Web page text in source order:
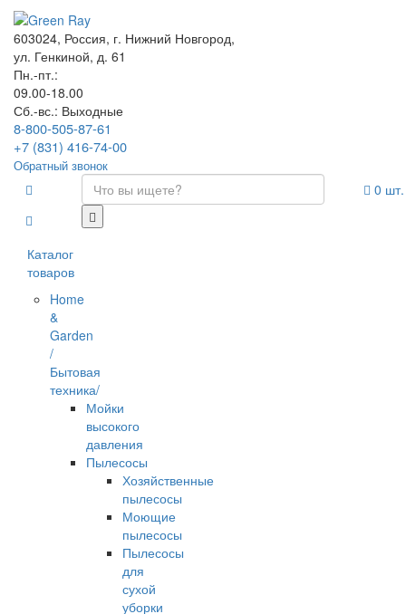
603024, Россия, г. Нижний Новгород,
ул. Генкиной, д. 61
Пн.-пт.:
09.00-18.00
Сб.-вс.: Выходные
8-800-505-87-61
+7 (831) 416-74-00
Обратный звонок
Каталог
товаров
Home
&
Garden
/
Бытовая
техника/
Мойки
высокого
давления
Пылесосы
Хозяйственные
пылесосы
Моющие
пылесосы
Пылесосы
для
сухой
уборки
0